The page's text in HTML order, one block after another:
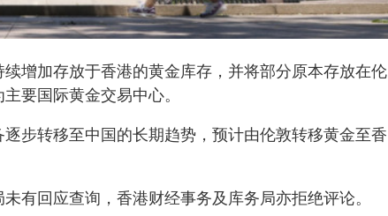
增加存放于香港的黄金库存，并将部分原本存放在伦
要国际黄金交易中心。
步转移至中国的长期趋势，预计由伦敦转移黄金至香
有回应查询，香港财经事务及库务局亦拒绝评论。